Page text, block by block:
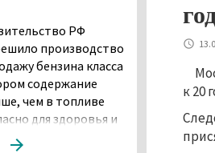
к 20
РФ
производство
бензина класса
содержание
чем в топливе
для здоровья и